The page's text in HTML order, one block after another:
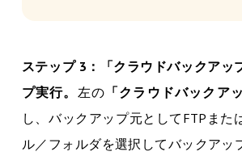
ステップ 3：「クラウドバックアッ
プ実行。 左の 「クラウドバックア
し、バックアップ元としてFTPまた
ル／フォルダを選択してバックアッ